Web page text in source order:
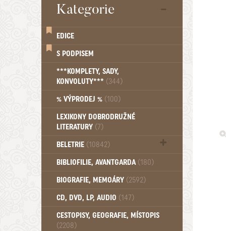
Kategorie
EDICE
S PODPISEM
***KOMPLETY, SADY,
KONVOLUTY*** (344)
% VÝPRODEJ % (100)
LEXIKONY DOBRODRUŽNÉ
LITERATURY (7)
BELETRIE (10842)
Beletrie - Historická (1388)
Beletrie - Povídky (1758)
Beletrie - Válečné romány (489)
Beletrie - Ženské a dívčí romány
(1522)
BIBLIOFILIE, AVANTGARDA (180)
BIOGRAFIE, MEMOÁRY (2592)
CD, DVD, LP, AUDIO (147)
CESTOPISY, GEOGRAFIE, MÍSTOPIS
(2208)